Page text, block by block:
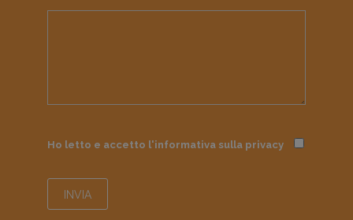
Ho letto e accetto l'informativa sulla privacy